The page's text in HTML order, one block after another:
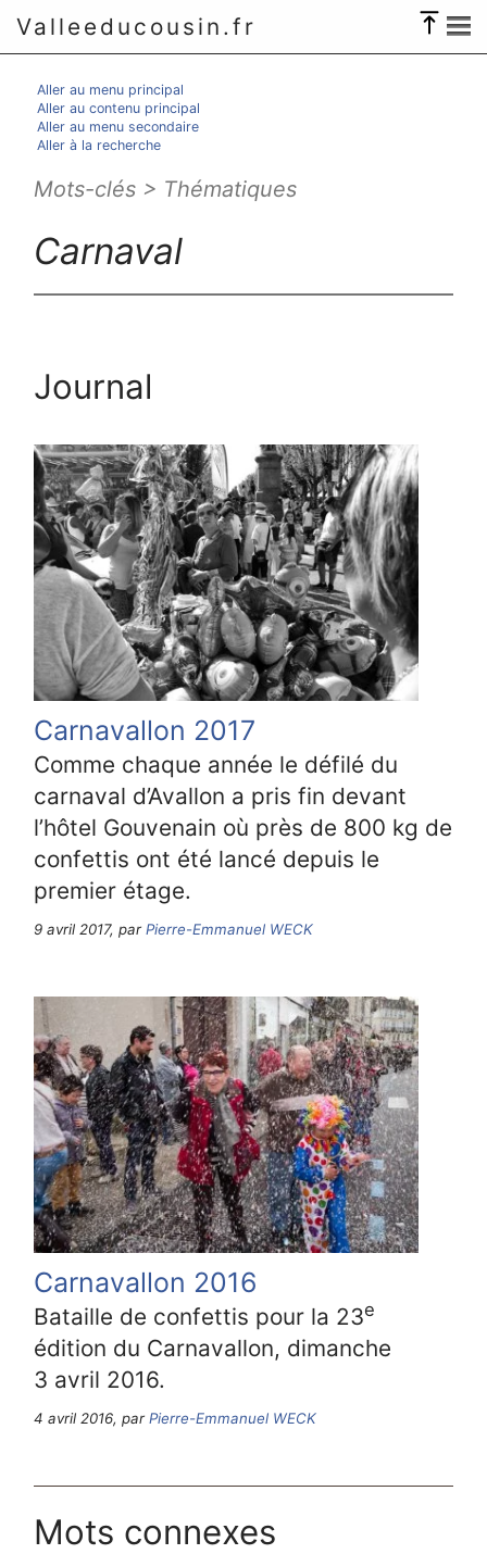
Valleeducousin.fr
Aller au menu principal
Aller au contenu principal
Aller au menu secondaire
Aller à la recherche
Mots-clés > Thématiques
Carnaval
Journal
Carnavallon 2017
Comme chaque année le défilé du
carnaval d’Avallon a pris fin devant
l’hôtel Gouvenain où près de 800 kg de
confettis ont été lancé depuis le
premier étage.
9 avril 2017, parPierre-Emmanuel WECK
Carnavallon 2016
Bataille de confettis pour la 23e
édition du Carnavallon, dimanche
3 avril 2016.
4 avril 2016, parPierre-Emmanuel WECK
Mots connexes